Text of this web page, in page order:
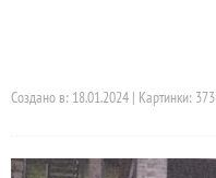
Создано в: 18.01.2024 | Картинки: 373